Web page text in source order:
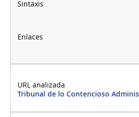
Tribunal de lo Contencioso